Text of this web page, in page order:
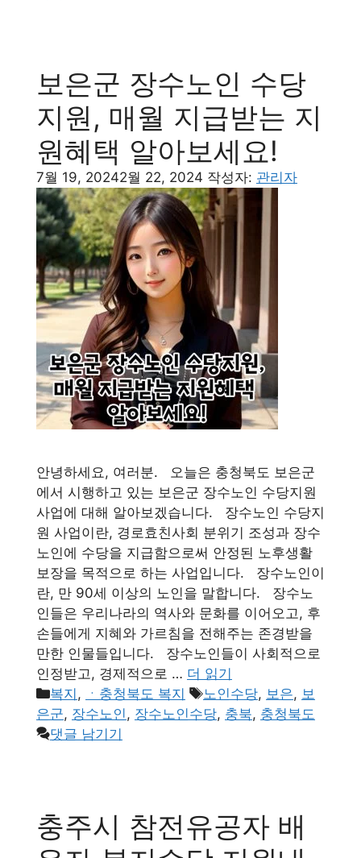
보은군 장수노인 수당
지원, 매월 지급받는 지
원혜택 알아보세요!
7월 19, 20242월 22, 2024 작성자: 관리자
안녕하세요, 여러분. 오늘은 충청북도 보은군
에서 시행하고 있는 보은군 장수노인 수당지원
사업에 대해 알아보겠습니다. 장수노인 수당지
원 사업이란, 경로효친사회 분위기 조성과 장수
노인에 수당을 지급함으로써 안정된 노후생활
보장을 목적으로 하는 사업입니다. 장수노인이
란, 만 90세 이상의 노인을 말합니다. 장수노
인들은 우리나라의 역사와 문화를 이어오고, 후
손들에게 지혜와 가르침을 전해주는 존경받을
만한 인물들입니다. 장수노인들이 사회적으로
인정받고, 경제적으로 … 더 읽기
카
테
고
복지 , ㆍ충청북도 복지
태
그
노인수당, 보은, 보
은군, 장수노인, 장수노인수당, 충북, 충청북도
댓글 남기기
충주시 참전유공자 배